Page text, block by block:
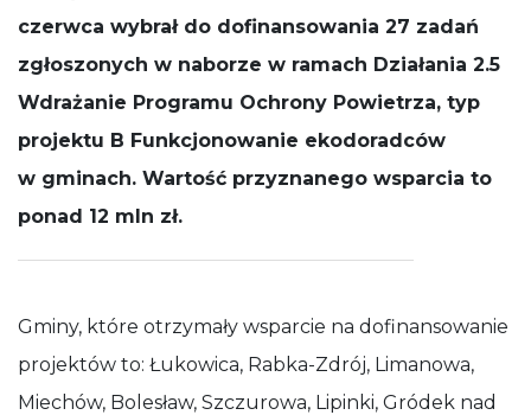
czerwca wybrał do dofinansowania 27 zadań
zgłoszonych w naborze w ramach Działania 2.5
Wdrażanie Programu Ochrony Powietrza, typ
projektu B Funkcjonowanie ekodoradców
w gminach. Wartość przyznanego wsparcia to
ponad 12 mln zł.
Gminy, które otrzymały wsparcie na dofinansowanie
projektów to: Łukowica, Rabka-Zdrój, Limanowa,
Miechów, Bolesław, Szczurowa, Lipinki, Gródek nad
działała jak
podczas
Jeśli odrzucisz
niektóre
ze strony